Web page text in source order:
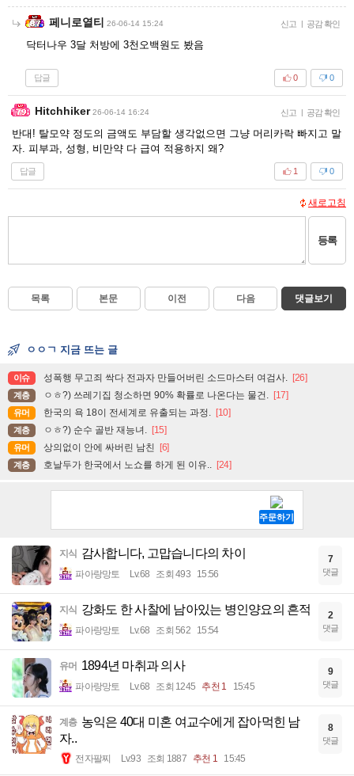
페니로열티 26-06-14 15:24 신고 | 공감 확인
닥터나우 3달 처방에 3천오백원도 봤음
답글 0
0
Hitchhiker 26-06-14 16:24 신고 | 공감 확인
반대! 탈모약 정도의 금액도 부담할 생각없으면 그냥 머리카락 빠지고 말
자. 피부과, 성형, 비만약 다 급여 적용하지 왜?
답글 0
1
새로고침
등록
목록 본문 이전 다음 댓글보기
ㅇㅇㄱ 지금 뜨는 글
이슈 성폭행 무고죄 싹다 전과자 만들어버린 소드마스터 여검사. [26]
계층 ㅇㅎ?) 쓰레기집 청소하면 90% 확률로 나온다는 물건. [17]
유머 한국의 욕 18이 전세계로 유출되는 과정. [10]
계층 ㅇㅎ?) 순수 골반 재능녀. [15]
유머 상의없이 안에 싸버린 남친 [6]
계층 호날두가 한국에서 노쇼를 하게 된 이유.. [24]
지식 감사합니다, 고맙습니다의 차이
파아랑망토 Lv.68 조회 493 15:56
7
댓글
지식 강화도 한 사찰에 남아있는 병인양요의 흔적
파아랑망토 Lv.68 조회 562 15:54
2
댓글
유머 1894년 마취과 의사
파아랑망토 Lv.68 조회 1245 추천 1 15:45
9
댓글
계층 농익은 40대 미혼 여교수에게 잡아먹힌 남
자..
전자팔찌 Lv.93 조회 1887 추천 1 15:45
8
댓글